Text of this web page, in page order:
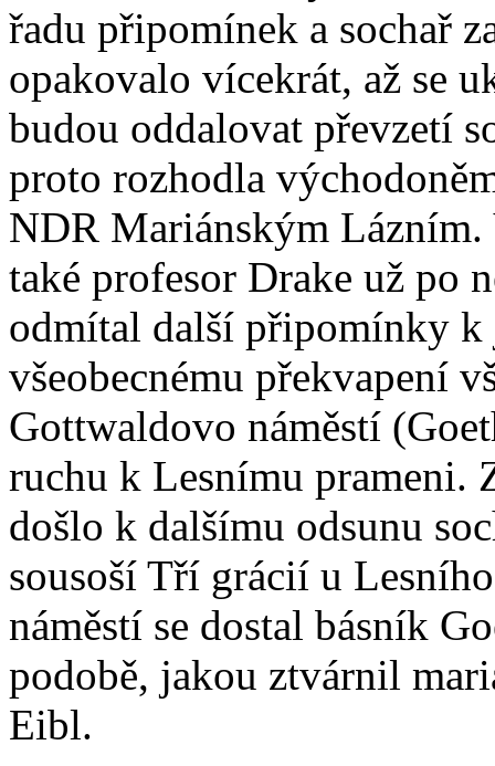
řadu připomínek a sochař
opakovalo vícekrát, až se
budou oddalovat převzetí
proto rozhodla
NDR Mariánským
také profesor Drake už po
odmítal další připomínky k
všeobecnému překvapení
Gottwaldovo náměstí
ruchu k Lesnímu prameni.
došlo k dalšímu odsunu
sousoší Tří grácií u
náměstí se dostal básník
podobě, jakou ztvárnil
Eibl.